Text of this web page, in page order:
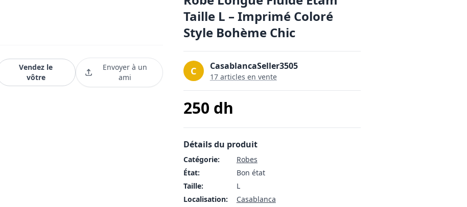
Vendez le
vôtre
Envoyer à un
ami
Taille L – Imprimé Coloré
Style Bohème Chic
C CasablancaSeller3505
17articles en vente
250 dh
Détails du produit
Catégorie:
Robes
État:
Bon état
Taille:
L
Localisation:
Casablanca